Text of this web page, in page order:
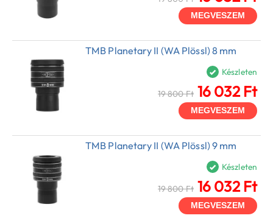
MEGVESZEM
TMB Planetary II (WA Plössl) 8 mm
Készleten
19 800 Ft 16 032 Ft
MEGVESZEM
TMB Planetary II (WA Plössl) 9 mm
Készleten
19 800 Ft 16 032 Ft
MEGVESZEM